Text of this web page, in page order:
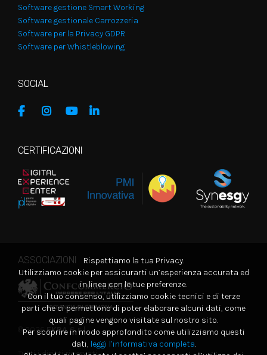
Software gestione Smart Working
Software gestionale Carrozzeria
Software per la Privacy GDPR
Software per Whistleblowing
SOCIAL
CERTIFICAZIONI
ASSOCIAZIONI
© 2026EKRA S.r.l.
Rispettiamo la tua Privacy.
Utilizziamo cookie per assicurarti un’esperienza accurata ed
in linea con le tue preferenze.
Con il tuo consenso, utilizziamo cookie tecnici e di terze
parti che ci permettono di poter elaborare alcuni dati, come
quali pagine vengono visitate sul nostro sito.
Per scoprire in modo approfondito come utilizziamo questi
dati, leggi l’informativa completa.